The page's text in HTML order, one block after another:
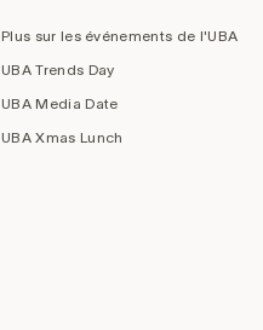
Plus sur les événements de l'UBA
UBA Trends Day
UBA Media Date
UBA Xmas Lunch